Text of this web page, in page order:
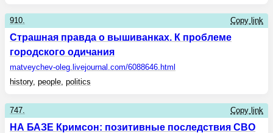
910. Copy link
Страшная правда о вышиванках. К проблеме
городского одичания
matveychev-oleg.livejournal.com/6088646.html
history, people, politics
747. Copy link
НА БАЗЕ Кримсон: позитивные последствия СВО